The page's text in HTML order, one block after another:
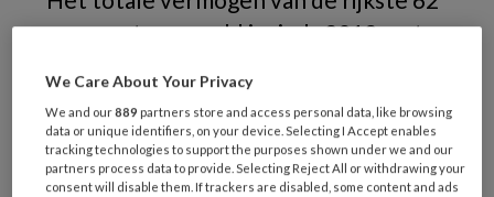
mensen ter wereld is sinds 2012 met
naar maar liefst 1760 miljard dollar.
Moreel verval
We Care About Your Privacy
We and our889 partners store and access personal data, like browsing
data or unique identifiers, on your device. Selecting I Accept enables
tracking technologies to support the purposes shown under we and our
partners process data to provide. Selecting Reject All or withdrawing your
consent will disable them. If trackers are disabled, some content and ads